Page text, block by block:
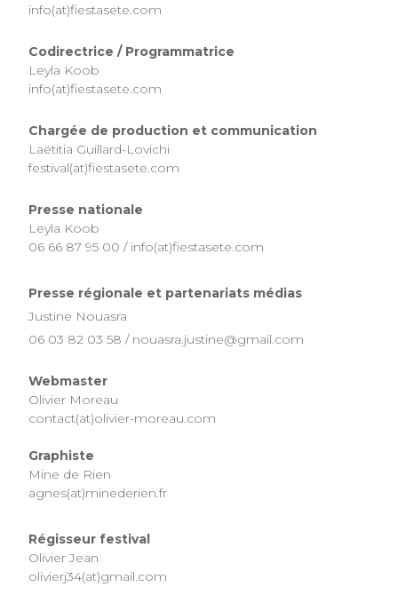
info(at)fiestasete.com
Codirectrice / Programmatrice
Leyla Koob
info(at)fiestasete.com
Chargée de production et communication
Laëtitia Guillard-Lovichi
festival(at)fiestasete.com
Presse nationale
Leyla Koob
06 66 87 95 00 / info(at)fiestasete.com
Presse régionale et partenariats médias
Justine Nouasra
06 03 82 03 58 / nouasra.justine@gmail.com
Webmaster
Olivier Moreau
contact(at)olivier-moreau.com
Graphiste
Mine de Rien
agnes(at)minederien.fr
Régisseur festival
Olivier Jean
olivierj34(at)gmail.com